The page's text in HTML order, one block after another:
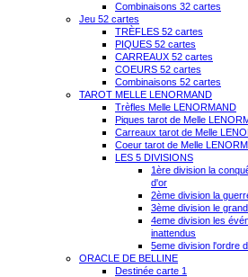
Combinaisons 32 cartes
Jeu 52 cartes
TRÈFLES 52 cartes
PIQUES 52 cartes
CARREAUX 52 cartes
COEURS 52 cartes
Combinaisons 52 cartes
TAROT MELLE LENORMAND
Trèfles Melle LENORMAND
Piques tarot de Melle
Carreaux tarot de Melle
Coeur tarot de Melle
LES 5 DIVISIONS
1ère division la
d'or
2ème division la
3ème division le
4eme division les
inattendus
5eme division l'ordre
ORACLE DE BELLINE
Destinée carte 1